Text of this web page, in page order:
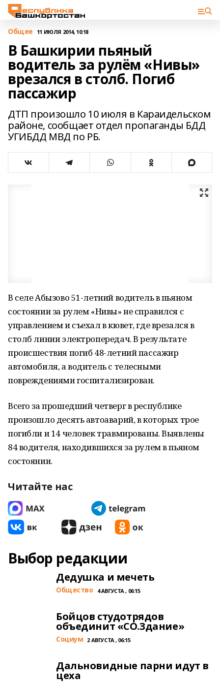
Общее 11 ИЮЛЯ 2014, 10:18
В Башкирии пьяный
водитель за рулём «Нивы»
врезался в столб. Погиб
пассажир
ДТП произошло 10 июля в Караидельском
районе, сообщает отдел пропаганды БДД
УГИБДД МВД по РБ.
В селе Абызово 51-летний водитель в пьяном
состоянии за рулем «Нивы» не справился с
управлением и съехал в кювет, где врезался в
столб линии электропередач. В результате
происшествия погиб 48-летний пассажир
автомобиля, а водитель с телесными
повреждениями госпитализирован.
Всего за прошедший четверг в республике
произошло десять автоаварий, в которых трое
погибли и 14 человек травмированы. Выявлены
84 водителя, находившихся за рулем в пьяном
состоянии.
Читайте нас
Выбор редакции
Дедушка и мечеть
Общество 4 АВГУСТА , 06:15
Бойцов студотрядов
объединит «СО.Здание»
Cоциум 2 АВГУСТА , 06:15
Дальновидные парни идут в
цеха